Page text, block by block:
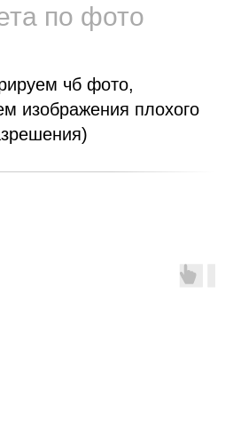
по фото
чб фото,
изображения плохого